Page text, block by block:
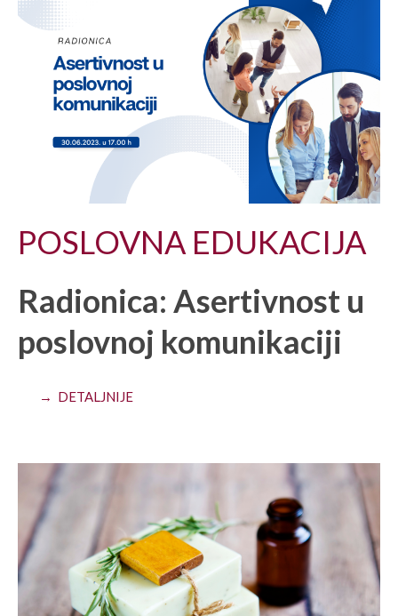
POSLOVNA EDUKACIJA
Radionica: Asertivnost u
poslovnoj komunikaciji
→ DETALJNIJE